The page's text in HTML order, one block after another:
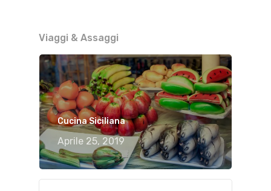
Viaggi & Assaggi
Cucina Siciliana
Aprile 25, 2019